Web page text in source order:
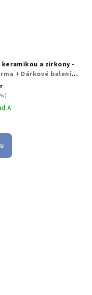
a zirkony -
+ Dárkové balení
A